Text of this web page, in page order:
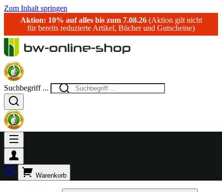
Zum Inhalt springen
Aktion: 10% auf alles bis zum 7.08.26(Aktion gilt nicht
für bereits reduzierte Artikel, Bücher und Gutscheine)
Suchbegriff ...
Warenkorb